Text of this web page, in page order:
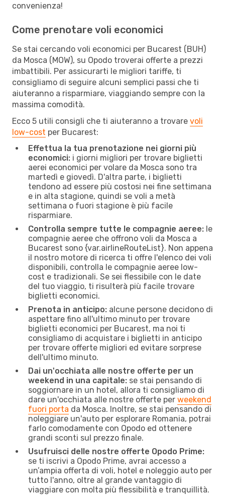
convenienza!
Come prenotare voli economici
Se stai cercando voli economici per Bucarest (BUH)
da Mosca (MOW), su Opodo troverai offerte a prezzi
imbattibili. Per assicurarti le migliori tariffe, ti
consigliamo di seguire alcuni semplici passi che ti
aiuteranno a risparmiare, viaggiando sempre con la
massima comodità.
Ecco 5 utili consigli che ti aiuteranno a trovare voli
low-cost per Bucarest:
Effettua la tua prenotazione nei giorni più
economici: i giorni migliori per trovare biglietti
aerei economici per volare da Mosca sono tra
martedì e giovedì. D'altra parte, i biglietti
tendono ad essere più costosi nei fine settimana
e in alta stagione, quindi se voli a metà
settimana o fuori stagione è più facile
risparmiare.
Controlla sempre tutte le compagnie aeree: le
compagnie aeree che offrono voli da Mosca a
Bucarest sono {​var.airlineRouteList}. Non appena
il nostro motore di ricerca ti offre l'elenco dei voli
disponibili, controlla le compagnie aeree low-
cost e tradizionali. Se sei flessibile con le date
del tuo viaggio, ti risulterà più facile trovare
biglietti economici.
Prenota in anticipo: alcune persone decidono di
aspettare fino all'ultimo minuto per trovare
biglietti economici per Bucarest, ma noi ti
consigliamo di acquistare i biglietti in anticipo
per trovare offerte migliori ed evitare sorprese
dell'ultimo minuto.
Dai un'occhiata alle nostre offerte per un
weekend in una capitale: se stai pensando di
soggiornare in un hotel, allora ti consigliamo di
dare un'occhiata alle nostre offerte per weekend
fuori porta da Mosca. Inoltre, se stai pensando di
noleggiare un'auto per esplorare Romania, potrai
farlo comodamente con Opodo ed ottenere
grandi sconti sul prezzo finale.
Usufruisci delle nostre offerte Opodo Prime:
se ti iscrivi a Opodo Prime, avrai accesso a
un’ampia offerta di voli, hotel e noleggio auto per
tutto l'anno, oltre al grande vantaggio di
viaggiare con molta più flessibilità e tranquillità.